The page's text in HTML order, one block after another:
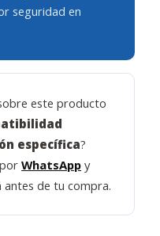
seguridad en
este producto
específica?
porWhatsApp y
de tu compra.